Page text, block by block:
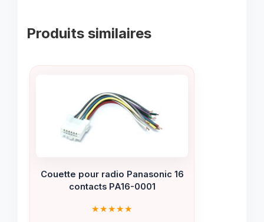
Produits similaires
Couette pour radio Panasonic 16
contacts PA16-0001